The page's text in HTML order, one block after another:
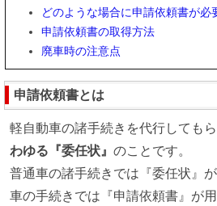
どのような場合に申請依頼書が必
申請依頼書の取得方法
廃車時の注意点
申請依頼書とは
軽自動車の諸手続きを代行しても
わゆる『委任状』 のことです。
普通車の諸手続きでは『委任状』
車の手続きでは『申請依頼書』が用